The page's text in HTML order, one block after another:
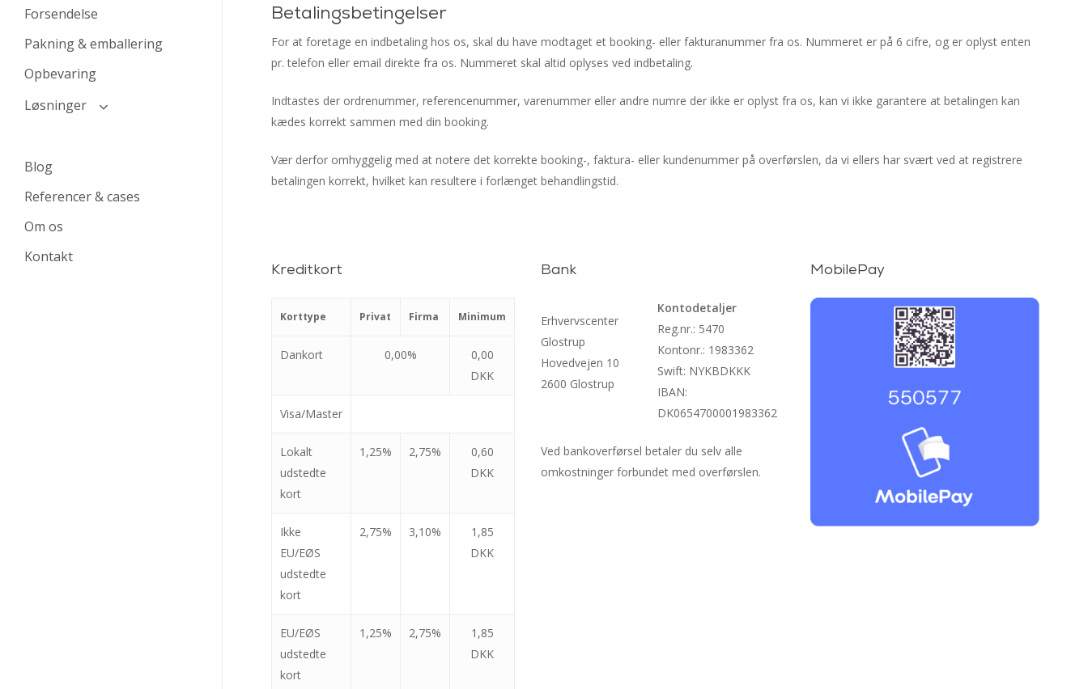
Forsendelse
Pakning & emballering
Opbevaring
Løsninger
Blog
Referencer & cases
Om os
Kontakt
Betalingsbetingelser
For at foretage en indbetaling hos os, skal du have modtaget et booking- eller fakturanummer fra os. Nummeret er på 6 cifre, og er oplyst enten
pr. telefon eller email direkte fra os. Nummeret skal altid oplyses ved indbetaling.
Indtastes der ordrenummer, referencenummer, varenummer eller andre numre der ikke er oplyst fra os, kan vi ikke garantere at betalingen kan
kædes korrekt sammen med din booking.
Vær derfor omhyggelig med at notere det korrekte booking-, faktura- eller kundenummer på overførslen, da vi ellers har svært ved at registrere
betalingen korrekt, hvilket kan resultere i forlænget behandlingstid.
Kreditkort
Korttype Privat Firma Minimum
Dankort 0,00%
0,00
DKK
Visa/Master
Lokalt
udstedte
kort
1,25% 2,75%
0,60
DKK
Ikke
EU/EØS
udstedte
kort
2,75% 3,10%
1,85
DKK
EU/EØS
udstedte
kort
1,25% 2,75%
1,85
DKK
Bank
Erhvervscenter
Glostrup
Hovedvejen 10
2600 Glostrup
Kontodetaljer
Reg.nr.: 5470
Kontonr.: 1983362
Swift: NYKBDKKK
IBAN:
DK0654700001983362
Ved bankoverførsel betaler du selv alle
omkostninger forbundet med overførslen.
MobilePay